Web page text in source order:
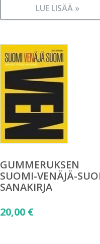
LUE LISÄÄ »
GUMMERUKSEN
SUOMI-VENÄJÄ-
SANAKIRJA
20,00 €